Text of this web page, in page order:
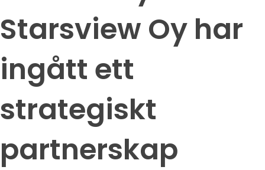
Starsview Oy har
ingått ett
strategiskt
partnerskap